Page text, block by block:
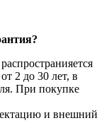
2 до 30 лет, в
При покупке
и внешний